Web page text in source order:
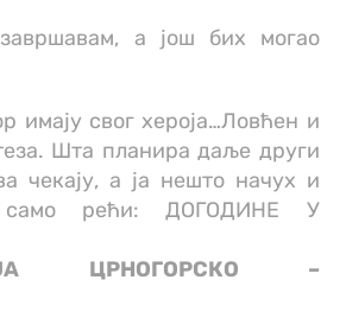
а још бих могао
имају свог хероја…Ловћен и
Шта планира даље други
чекају, а ја нешто начух и
рећи: ДОГОДИНЕ У
ЦРНОГОРСКО –